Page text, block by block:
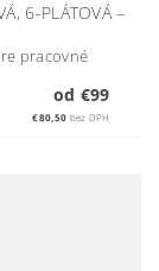
6-PLÁTOVÁ–
pracovné
od €99
€80,50 bez DPH